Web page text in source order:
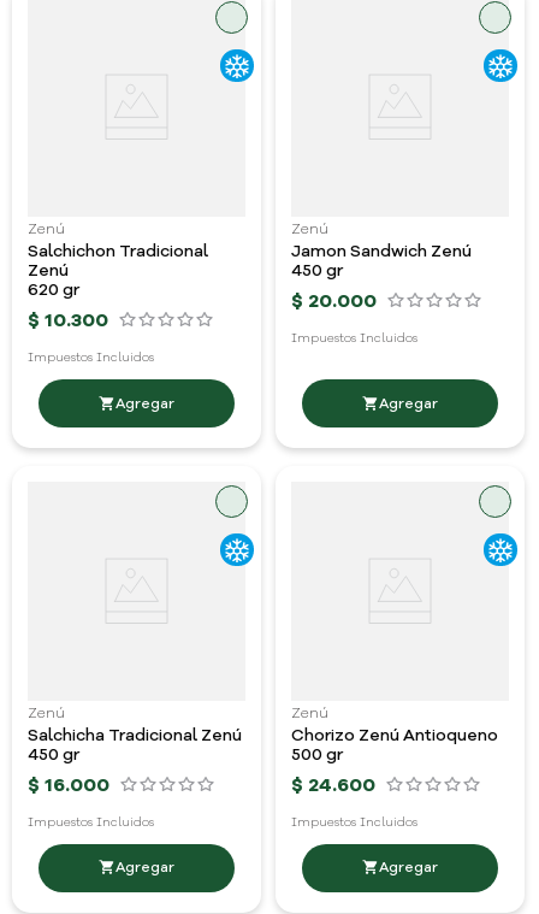
Zenú
Salchichon Tradicional
Zenú
620 gr
$ 10.300
Impuestos Incluidos
Zenú
Jamon Sandwich Zenú
450 gr
$ 20.000
Impuestos Incluidos
Zenú
Salchicha Tradicional Zenú
450 gr
$ 16.000
Impuestos Incluidos
Zenú
Chorizo Zenú Antioqueno
500 gr
$ 24.600
Impuestos Incluidos